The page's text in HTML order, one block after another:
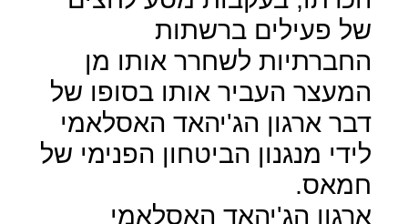
של פעילים ברשתות
החברתיות לשחרר אותו מן
המעצר העביר אותו בסופו של
דבר ארגון הג'יהאד האסלאמי
לידי מנגנון הביטחון הפנימי של
חמאס.
ארגון הג'יהאד האסלאמי